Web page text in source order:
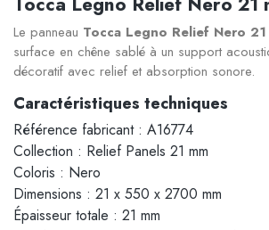
Le panneau Tocca Legno Relief Nero 21
surface en chêne sablé à un support
décoratif avec relief et absorption sonore.
Caractéristiques techniques
Référence fabricant : A16774
Collection : Relief Panels 21 mm
Coloris : Nero
Dimensions : 21 x 550 x 2700 mm
Épaisseur totale : 21 mm